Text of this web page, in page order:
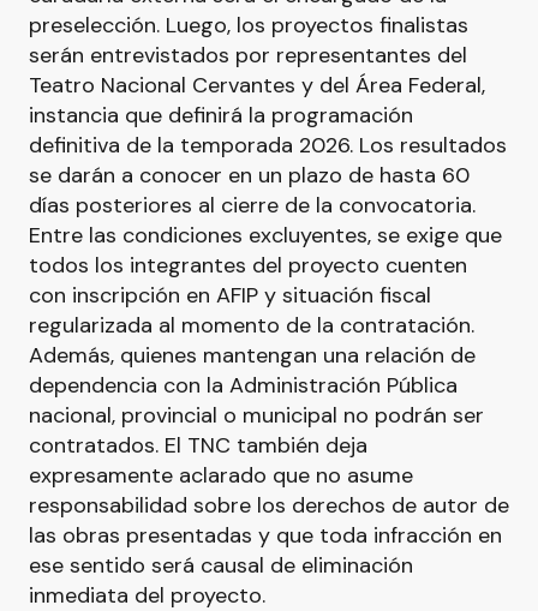
preselección. Luego, los proyectos finalistas
serán entrevistados por representantes del
Teatro Nacional Cervantes y del Área Federal,
instancia que definirá la programación
definitiva de la temporada 2026. Los resultados
se darán a conocer en un plazo de hasta 60
días posteriores al cierre de la convocatoria.
Entre las condiciones excluyentes, se exige que
todos los integrantes del proyecto cuenten
con inscripción en AFIP y situación fiscal
regularizada al momento de la contratación.
Además, quienes mantengan una relación de
dependencia con la Administración Pública
nacional, provincial o municipal no podrán ser
contratados. El TNC también deja
expresamente aclarado que no asume
responsabilidad sobre los derechos de autor de
las obras presentadas y que toda infracción en
ese sentido será causal de eliminación
inmediata del proyecto.